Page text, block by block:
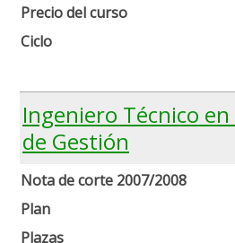
Precio del curso
Ciclo
Ingeniero Técnico
de Gestión
Nota de corte 2007/2008
Plan
Plazas